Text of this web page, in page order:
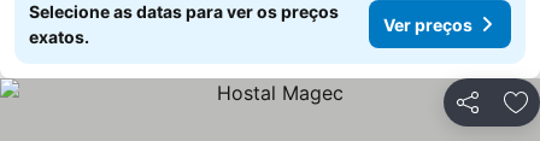
Selecione as datas para ver os preços
exatos.
Ver preços
Partilhar